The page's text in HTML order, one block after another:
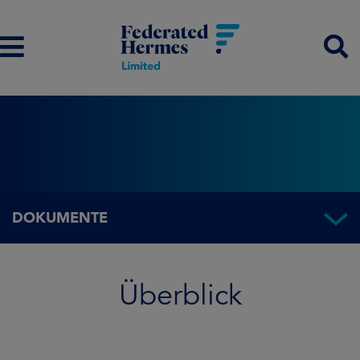
DOKUMENTE
Überblick